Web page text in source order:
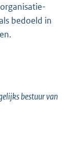
bedoeld in
bestuur van